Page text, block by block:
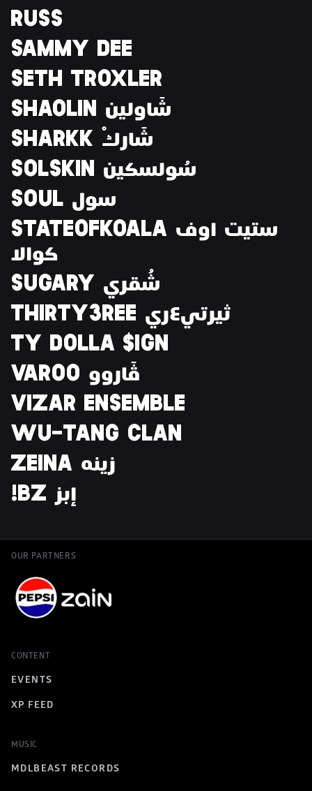
RUSS
SAMMY DEE
SETH TROXLER
SHAOLIN شَاولين
SHARKK ْشَارك
SOLSKIN سُولسكين
SOUL سول
STATEOFKOALA ستيت اوف
كوالا
SUGARY شُقري
THIRTY3REE ثيرتي٤ري
TY DOLLA $IGN
VAROO ڤَاروو
VIZAR ENSEMBLE
WU-TANG CLAN
ZEINA زينه
!BZ إبز
OUR PARTNERS
CONTENT
EVENTS
XP FEED
MUSIC
MDLBEAST RECORDS